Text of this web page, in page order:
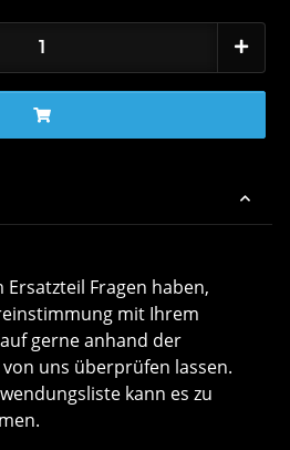
Fragen haben,
mit Ihrem
gerne anhand der
uns überprüfen lassen.
kann es zu